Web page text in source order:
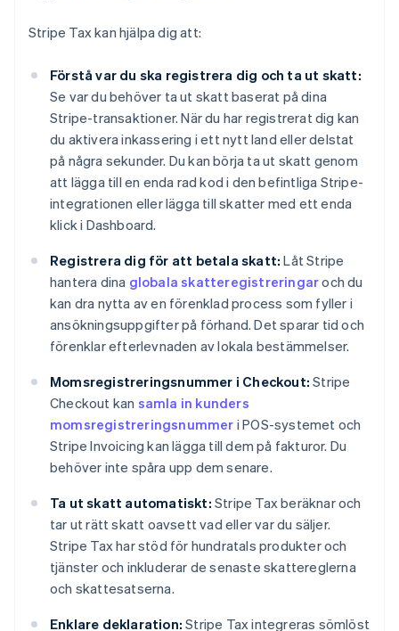
Stripe Tax kan hjälpa dig att:
Förstå var du ska registrera dig och ta ut skatt:
Se var du behöver ta ut skatt baserat på dina
Stripe-transaktioner. När du har registrerat dig kan
du aktivera inkassering i ett nytt land eller delstat
på några sekunder. Du kan börja ta ut skatt genom
att lägga till en enda rad kod i den befintliga Stripe-
integrationen eller lägga till skatter med ett enda
klick i Dashboard.
Registrera dig för att betala skatt: Låt Stripe
hantera dina globala skatteregistreringaroch du
kan dra nytta av en förenklad process som fyller i
ansökningsuppgifter på förhand. Det sparar tid och
förenklar efterlevnaden av lokala bestämmelser.
Momsregistreringsnummer i Checkout: Stripe
Checkout kan samla in kunders
momsregistreringsnummer i POS-systemet och
Stripe Invoicing kan lägga till dem på fakturor. Du
behöver inte spåra upp dem senare.
Ta ut skatt automatiskt: Stripe Tax beräknar och
tar ut rätt skatt oavsett vad eller var du säljer.
Stripe Tax har stöd för hundratals produkter och
tjänster och inkluderar de senaste skattereglerna
och skattesatserna.
Enklare deklaration: Stripe Tax integreras sömlöst